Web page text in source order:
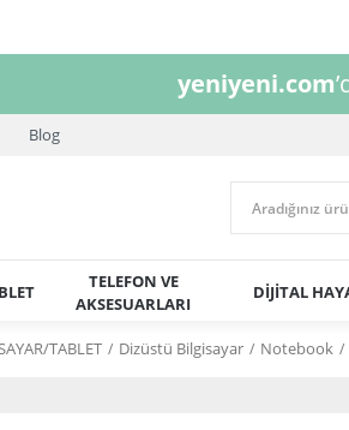
yeniyeni.com
Blog
TELEFON VE
AKSESUARLARI
DİJİTAL
TABLET Dizüstü Bilgisayar Notebook